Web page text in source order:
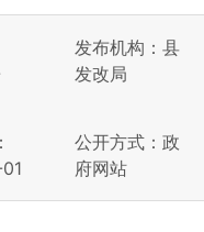
发布机构：县
发改局
公开方式：政
府网站